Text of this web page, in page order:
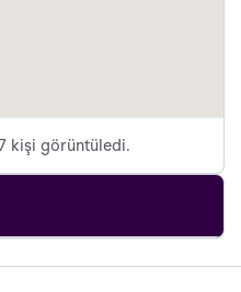
kişi görüntüledi.